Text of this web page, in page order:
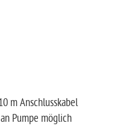
m Anschlusskabel
Pumpe möglich